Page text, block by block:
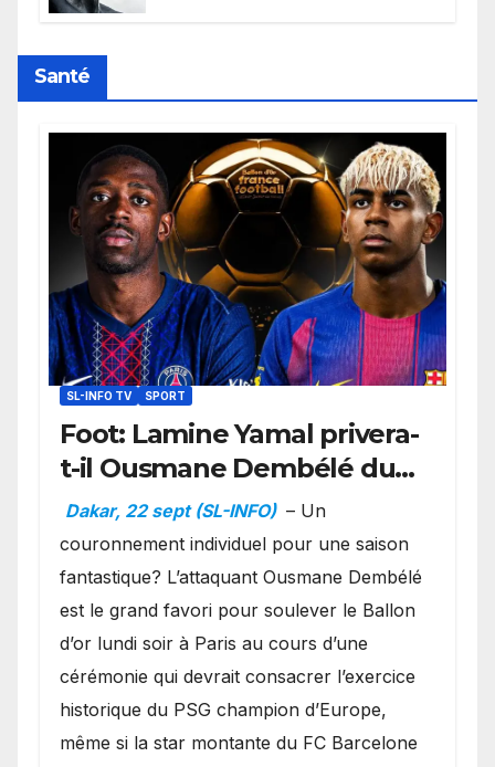
Santé
SL-INFO TV SPORT
Foot: Lamine Yamal privera-
t-il Ousmane Dembélé du
Ballon d’or ?
Dakar, 22 sept (SL-INFO) – Un
couronnement individuel pour une saison
fantastique? L’attaquant Ousmane Dembélé
est le grand favori pour soulever le Ballon
d’or lundi soir à Paris au cours d’une
cérémonie qui devrait consacrer l’exercice
historique du PSG champion d’Europe,
même si la star montante du FC Barcelone